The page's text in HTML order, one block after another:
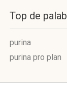
Top de
purina
purina pro plan